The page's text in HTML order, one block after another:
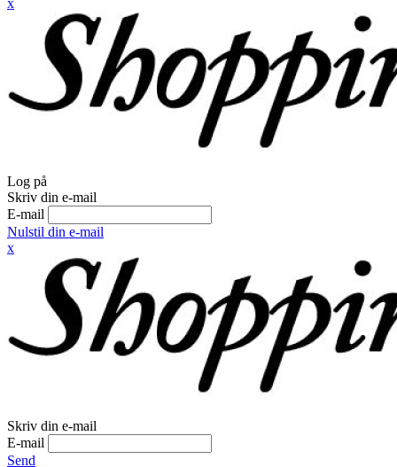
x
Log på
Skriv din e-mail
E-mail
Nulstil din e-mail
x
Skriv din e-mail
E-mail
Send